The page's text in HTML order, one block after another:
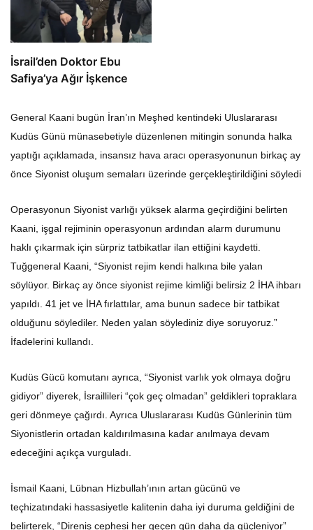
İsrail’den Doktor Ebu
Safiya’ya Ağır İşkence
General Kaani bugün İran’ın Meşhed kentindeki Uluslararası
Kudüs Günü münasebetiyle düzenlenen mitingin sonunda halka
yaptığı açıklamada, insansız hava aracı operasyonunun birkaç ay
önce Siyonist oluşum semaları üzerinde gerçekleştirildiğini söyledi
Operasyonun Siyonist varlığı yüksek alarma geçirdiğini belirten
Kaani, işgal rejiminin operasyonun ardından alarm durumunu
haklı çıkarmak için sürpriz tatbikatlar ilan ettiğini kaydetti.
Tuğgeneral Kaani, “Siyonist rejim kendi halkına bile yalan
söylüyor. Birkaç ay önce siyonist rejime kimliği belirsiz 2 İHA ihbarı
yapıldı. 41 jet ve İHA fırlattılar, ama bunun sadece bir tatbikat
olduğunu söylediler. Neden yalan söylediniz diye soruyoruz.”
İfadelerini kullandı.
Kudüs Gücü komutanı ayrıca, “Siyonist varlık yok olmaya doğru
gidiyor” diyerek, İsraillileri “çok geç olmadan” geldikleri topraklara
geri dönmeye çağırdı. Ayrıca Uluslararası Kudüs Günlerinin tüm
Siyonistlerin ortadan kaldırılmasına kadar anılmaya devam
edeceğini açıkça vurguladı.
İsmail Kaani, Lübnan Hizbullah’ının artan gücünü ve
teçhizatındaki hassasiyetle kalitenin daha iyi duruma geldiğini de
belirterek, “Direniş cephesi her geçen gün daha da güçleniyor”